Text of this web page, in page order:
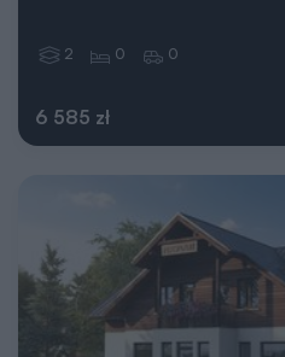
6 585 zł
2 0 0